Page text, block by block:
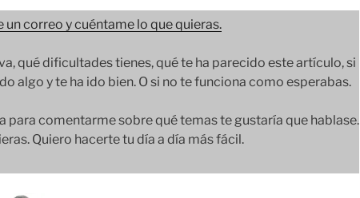
un correo y cuéntame lo que quieras.
qué dificultades tienes, qué te ha parecido este artículo, si
algo y te ha ido bien. O si no te funciona como esperabas.
para comentarme sobre qué temas te gustaría que hablase.
Quiero hacerte tu día a día más fácil.